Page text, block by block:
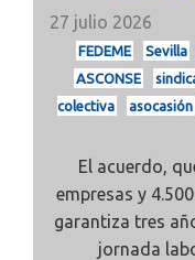
27 julio 2026
FEDEME Sevilla
ASCONSE
colectiva
asocasión
El acuerdo,
empresas y
garantiza tres
jornada